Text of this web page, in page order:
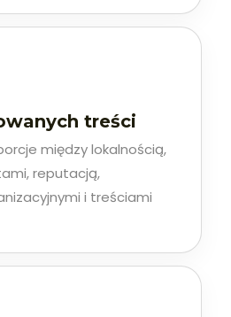
treści
między lokalnością,
reputacją,
i treściami